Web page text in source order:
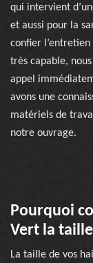
qui intervient
et aussi pour la
confier
très capable,
appel
avons une
matériels de
notre ouvrage.
Pourquoi
Vert la
La taille de vos